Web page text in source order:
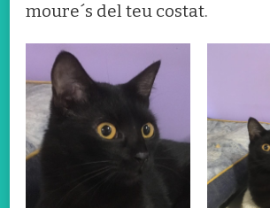
moure´s del teu costat.